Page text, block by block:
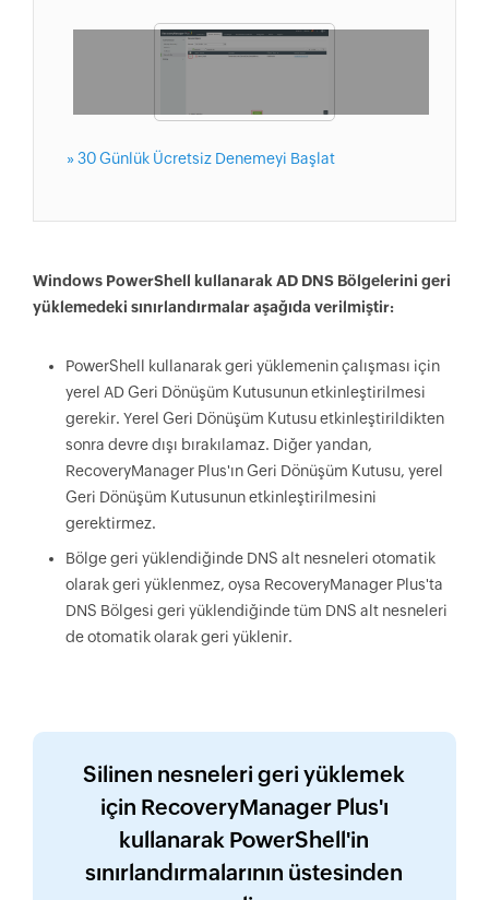
» 30 Günlük Ücretsiz Denemeyi Başlat
Windows PowerShell kullanarak AD DNS Bölgelerini geri
yüklemedeki sınırlandırmalar aşağıda verilmiştir:
PowerShell kullanarak geri yüklemenin çalışması için
yerel AD Geri Dönüşüm Kutusunun etkinleştirilmesi
gerekir. Yerel Geri Dönüşüm Kutusu etkinleştirildikten
sonra devre dışı bırakılamaz. Diğer yandan,
RecoveryManager Plus'ın Geri Dönüşüm Kutusu, yerel
Geri Dönüşüm Kutusunun etkinleştirilmesini
gerektirmez.
Bölge geri yüklendiğinde DNS alt nesneleri otomatik
olarak geri yüklenmez, oysa RecoveryManager Plus'ta
DNS Bölgesi geri yüklendiğinde tüm DNS alt nesneleri
de otomatik olarak geri yüklenir.
Silinen nesneleri geri yüklemek
için RecoveryManager Plus'ı
kullanarak PowerShell'in
sınırlandırmalarının üstesinden